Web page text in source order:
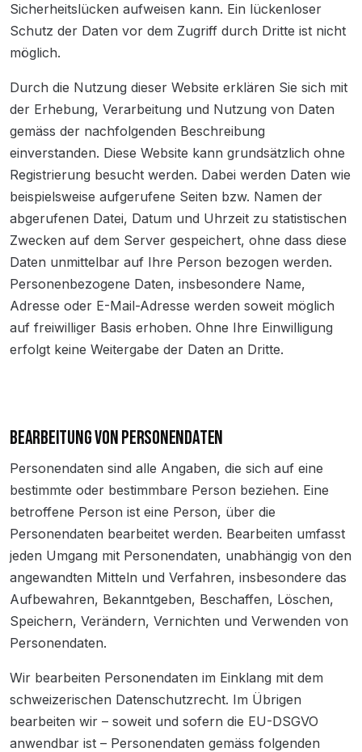
Sicherheitslücken aufweisen kann. Ein lückenloser
Schutz der Daten vor dem Zugriff durch Dritte ist nicht
möglich.
Durch die Nutzung dieser Website erklären Sie sich mit
der Erhebung, Verarbeitung und Nutzung von Daten
gemäss der nachfolgenden Beschreibung
einverstanden. Diese Website kann grundsätzlich ohne
Registrierung besucht werden. Dabei werden Daten wie
beispielsweise aufgerufene Seiten bzw. Namen der
abgerufenen Datei, Datum und Uhrzeit zu statistischen
Zwecken auf dem Server gespeichert, ohne dass diese
Daten unmittelbar auf Ihre Person bezogen werden.
Personenbezogene Daten, insbesondere Name,
Adresse oder E-Mail-Adresse werden soweit möglich
auf freiwilliger Basis erhoben. Ohne Ihre Einwilligung
erfolgt keine Weitergabe der Daten an Dritte.
BEARBEITUNG VON PERSONENDATEN
Personendaten sind alle Angaben, die sich auf eine
bestimmte oder bestimmbare Person beziehen. Eine
betroffene Person ist eine Person, über die
Personendaten bearbeitet werden. Bearbeiten umfasst
jeden Umgang mit Personendaten, unabhängig von den
angewandten Mitteln und Verfahren, insbesondere das
Aufbewahren, Bekanntgeben, Beschaffen, Löschen,
Speichern, Verändern, Vernichten und Verwenden von
Personendaten.
Wir bearbeiten Personendaten im Einklang mit dem
schweizerischen Datenschutzrecht. Im Übrigen
bearbeiten wir – soweit und sofern die EU-DSGVO
anwendbar ist – Personendaten gemäss folgenden